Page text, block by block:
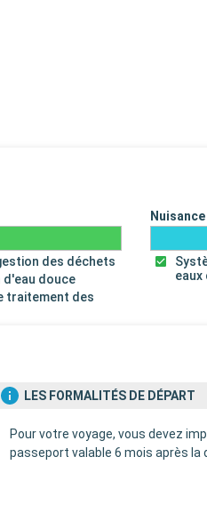
des déchets
douce
traitement des
Nuisance
eaux
LES FORMALITÉS DE DÉPART
Pour votre voyage, vous devez
passeport valable 6 mois après la